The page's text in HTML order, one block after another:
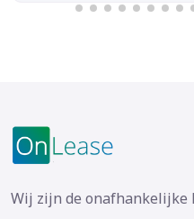
Wij zijn de onafhankelijke